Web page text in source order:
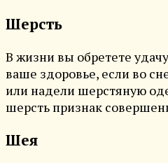
Шерсть
В жизни вы обретете
ваше здоровье, если во
или надели шерстяную
шерсть признак
Шея